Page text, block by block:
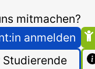
mitmachen?
anmelden